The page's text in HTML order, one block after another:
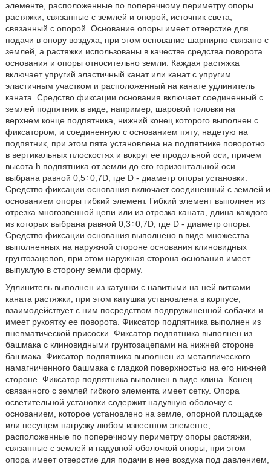
элементе, расположенные по поперечному периметру опоры
растяжки, связанные с землей и опорой, источник света,
связанный с опорой. Основание опоры имеет отверстие для
подачи в опору воздуха, при этом основание шарнирно связано с
землей, а растяжки использованы в качестве средства поворота
основания и опоры относительно земли. Каждая растяжка
включает упругий эластичный канат или канат с упругим
эластичным участком и расположенный на канате удлинитель
каната. Средство фиксации основания включает соединенный с
землей подпятник в виде, например, шаровой головки на
верхнем конце подпятника, нижний конец которого выполнен с
фиксатором, и соединенную с основанием пяту, надетую на
подпятник, при этом пята установлена на подпятнике поворотно
в вертикальных плоскостях и вокруг ее продольной оси, причем
высота h подпятника от земли до его горизонтальной оси
выбрана равной 0,5÷0,7D, где D - диаметр опоры установки.
Средство фиксации основания включает соединенный с землей и
основанием опоры гибкий элемент. Гибкий элемент выполнен из
отрезка многозвенной цепи или из отрезка каната, длина каждого
из которых выбрана равной 0,3÷0,7D, где D - диаметр опоры.
Средство фиксации основания выполнено в виде множества
выполненных на наружной стороне основания клиновидных
грунтозацепов, при этом наружная сторона основания имеет
выпуклую в сторону земли форму.
Удлинитель выполнен из катушки с навитыми на ней витками
каната растяжки, при этом катушка установлена в корпусе,
взаимодействует с ним посредством подпружиненной собачки и
имеет рукоятку ее поворота. Фиксатор подпятника выполнен из
пневматической присоски. Фиксатор подпятника выполнен из
башмака с клиновидными грунтозацепами на нижней стороне
башмака. Фиксатор подпятника выполнен из металлического
намагниченного башмака с гладкой поверхностью на его нижней
стороне. Фиксатор подпятника выполнен в виде клина. Конец
связанного с землей гибкого элемента имеет сетку. Опора
осветительной установки содержит надувную оболочку с
основанием, которое установлено на земле, опорной площадке
или несущем нагрузку любом известном элементе,
расположенные по поперечному периметру опоры растяжки,
связанные с землей и надувной оболочкой опоры, при этом
опора имеет отверстие для подачи в нее воздуха под давлением,